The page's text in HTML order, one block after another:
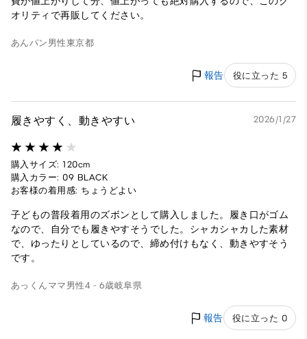
オリティで再販してください。
あんパン 男性東京都
報告 役に立った 5
履きやすく、動きやすい 2026/1/27
購入サイズ: 120cm
購入カラー: 09 BLACK
お客様の着用感: ちょうどよい
子どもの普段着用のズボンとして購入しました。履き口がゴム
なので、自分でも履きやすそうでした。シャカシャカした素材
で、ゆったりとしているので、締め付けもなく、動きやすそう
です。
あっくんママ 男性4 - 6歳岐阜県
報告 役に立った 0